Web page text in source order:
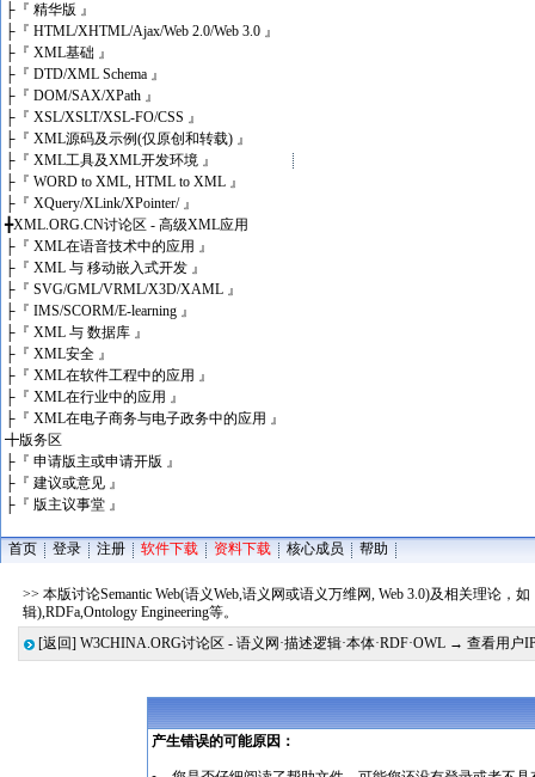
├ 『 精华版 』
├ 『 HTML/XHTML/Ajax/Web 2.0/Web 3.0 』
├ 『 XML基础 』
├ 『 DTD/XML Schema 』
├ 『 DOM/SAX/XPath 』
├ 『 XSL/XSLT/XSL-FO/CSS 』
├ 『 XML源码及示例(仅原创和转载) 』
├ 『 XML工具及XML开发环境 』
├ 『 WORD to XML, HTML to XML 』
├ 『 XQuery/XLink/XPointer/ 』
╋XML.ORG.CN讨论区 - 高级XML应用
├ 『 XML在语音技术中的应用 』
├ 『 XML 与 移动嵌入式开发 』
├ 『 SVG/GML/VRML/X3D/XAML 』
├ 『 IMS/SCORM/E-learning 』
├ 『 XML 与 数据库 』
├ 『 XML安全 』
├ 『 XML在软件工程中的应用 』
├ 『 XML在行业中的应用 』
├ 『 XML在电子商务与电子政务中的应用 』
╋版务区
├ 『 申请版主或申请开版 』
├ 『 建议或意见 』
├ 『 版主议事堂 』
首页 登录 注册 软件下载 资料下载 核心成员 帮助
>> 本版讨论Semantic Web(语义Web,语义网或语义万维网, Web 3.0)及相关理论，
辑),RDFa,Ontology Engineering等。
[返回] W3CHINA.ORG讨论区 - 语义网·描述逻辑·本体·RDF·OWL → 查看用户
产生错误的可能原因：